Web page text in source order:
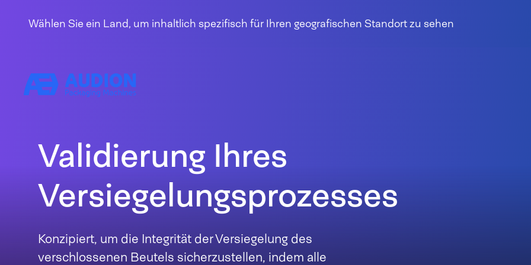
Wählen Sie ein Land, um inhaltlich spezifisch für Ihren geografischen Standort zu sehen
Validierung Ihres
Versiegelungsprozesses
Konzipiert, um die Integrität der Versiegelung des
verschlossenen Beutels sicherzustellen, indem alle